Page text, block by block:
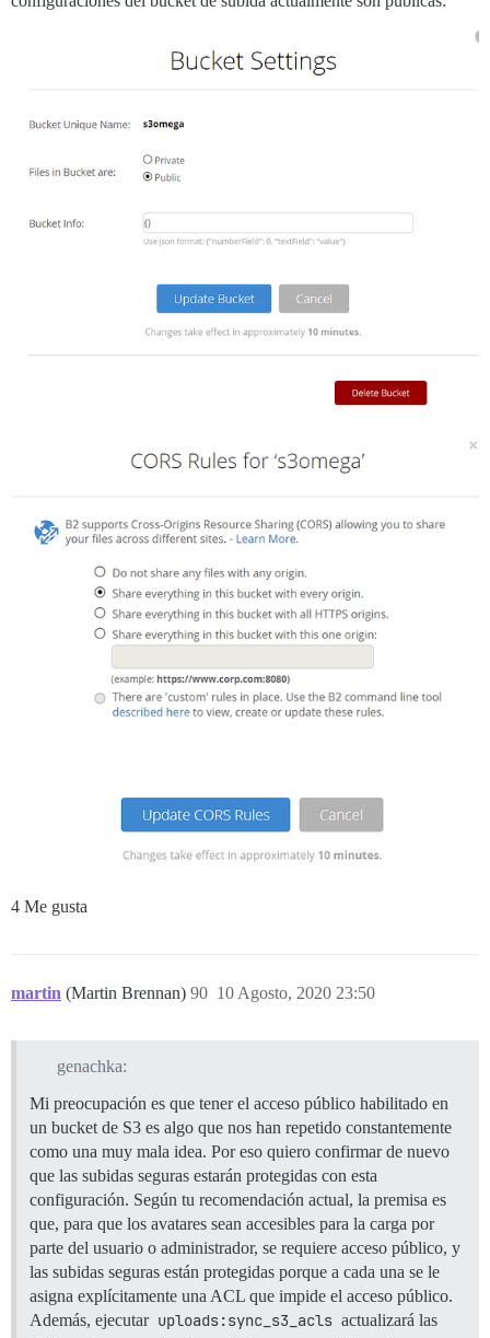
4 Me gusta
martin (Martin Brennan) 10 Agosto, 2020 23:50
90
genachka:
Mi preocupación es que tener el acceso público habilitado en
un bucket de S3 es algo que nos han repetido constantemente
como una muy mala idea. Por eso quiero confirmar de nuevo
que las subidas seguras estarán protegidas con esta
configuración. Según tu recomendación actual, la premisa es
que, para que los avatares sean accesibles para la carga por
parte del usuario o administrador, se requiere acceso público, y
las subidas seguras están protegidas porque a cada una se le
asigna explícitamente una ACL que impide el acceso público.
Además, ejecutar uploads:sync_s3_acls actualizará las